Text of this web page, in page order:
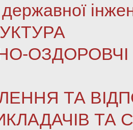
державної
ТА
ТА